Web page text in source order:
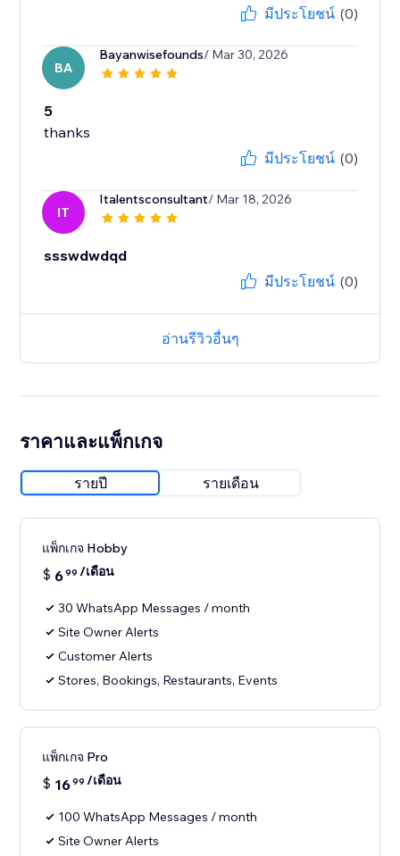
มีประโยชน์ (0)
BA
Bayanwisefounds/ Mar 30, 2026
5
thanks
มีประโยชน์ (0)
IT
Italentsconsultant/ Mar 18, 2026
ssswdwdqd
มีประโยชน์ (0)
อ่านรีวิวอื่นๆ
ราคาและแพ็กเกจ
รายปี รายเดือน
แพ็กเกจ Hobby
$ 699 /เดือน
30 WhatsApp Messages / month
Site Owner Alerts
Customer Alerts
Stores, Bookings, Restaurants, Events
แพ็กเกจ Pro
$ 1699 /เดือน
100 WhatsApp Messages / month
Site Owner Alerts